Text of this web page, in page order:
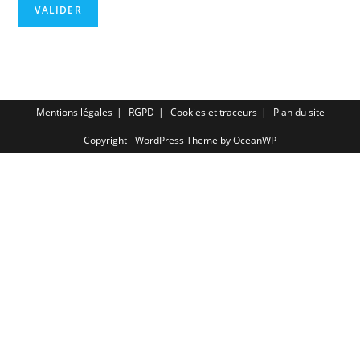
Mentions légales RGPD Cookies et traceurs Plan du site
Copyright - WordPress Theme by OceanWP